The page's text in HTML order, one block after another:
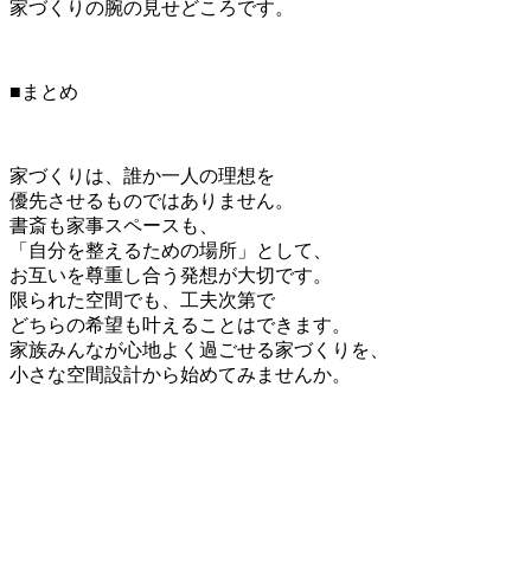
家づくりの腕の見せどころです。
■まとめ
家づくりは、誰か一人の理想を
優先させるものではありません。
書斎も家事スペースも、
「自分を整えるための場所」として、
お互いを尊重し合う発想が大切です。
限られた空間でも、工夫次第で
どちらの希望も叶えることはできます。
家族みんなが心地よく過ごせる家づくりを、
小さな空間設計から始めてみませんか。